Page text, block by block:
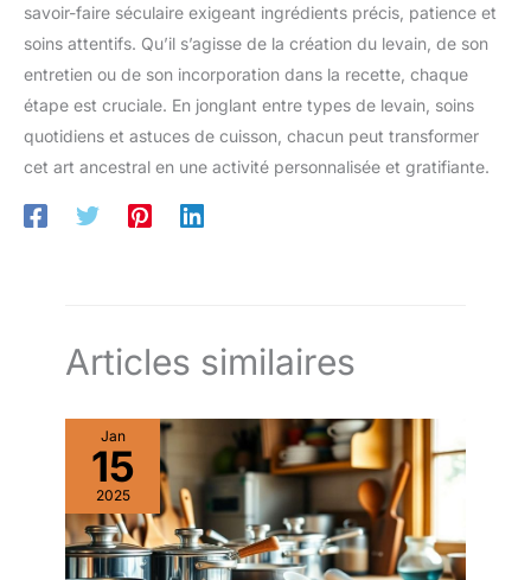
savoir-faire séculaire exigeant ingrédients précis, patience et
soins attentifs. Qu’il s’agisse de la création du levain, de son
entretien ou de son incorporation dans la recette, chaque
étape est cruciale. En jonglant entre types de levain, soins
quotidiens et astuces de cuisson, chacun peut transformer
cet art ancestral en une activité personnalisée et gratifiante.
Articles similaires
Jan
15
2025